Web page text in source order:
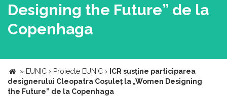
Designing the Future” de la
Copenhaga
» EUNIC › Proiecte EUNIC › ICR susține participarea
designerului Cleopatra Coșuleț la „Women Designing
the Future” de la Copenhaga